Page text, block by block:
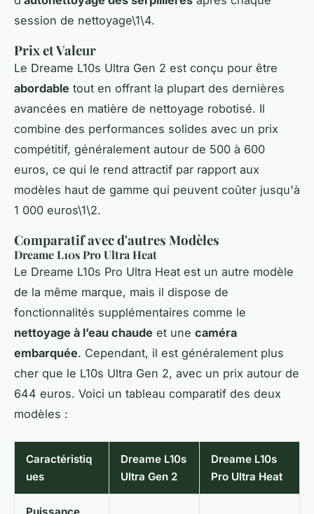
session de nettoyage\1\4.
Prix et Valeur
Le Dreame L10s Ultra Gen 2 est conçu pour être
abordable tout en offrant la plupart des dernières
avancées en matière de nettoyage robotisé. Il
combine des performances solides avec un prix
compétitif, généralement autour de 500 à 600
euros, ce qui le rend attractif par rapport aux
modèles haut de gamme qui peuvent coûter jusqu'à
1 000 euros\1\2.
Comparatif avec d'autres Modèles
Dreame L10s Pro Ultra Heat
Le Dreame L10s Pro Ultra Heat est un autre modèle
de la même marque, mais il dispose de
fonctionnalités supplémentaires comme le
nettoyage à l’eau chaude et une caméra
embarquée. Cependant, il est généralement plus
cher que le L10s Ultra Gen 2, avec un prix autour de
644 euros. Voici un tableau comparatif des deux
modèles :
Caractéristiq
ues
Dreame L10s
Ultra Gen 2
Dreame L10s
Pro Ultra Heat